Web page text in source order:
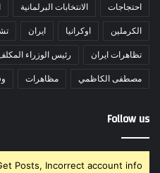
احتجاجات الانتخابات البرلمانية
الكرملين اوكرانيا ايران
تظاهرات ايران رئيس الوزراء
مصطفى الكاظمي مظاهرات
Follow us
Posts, Incorrect account info.